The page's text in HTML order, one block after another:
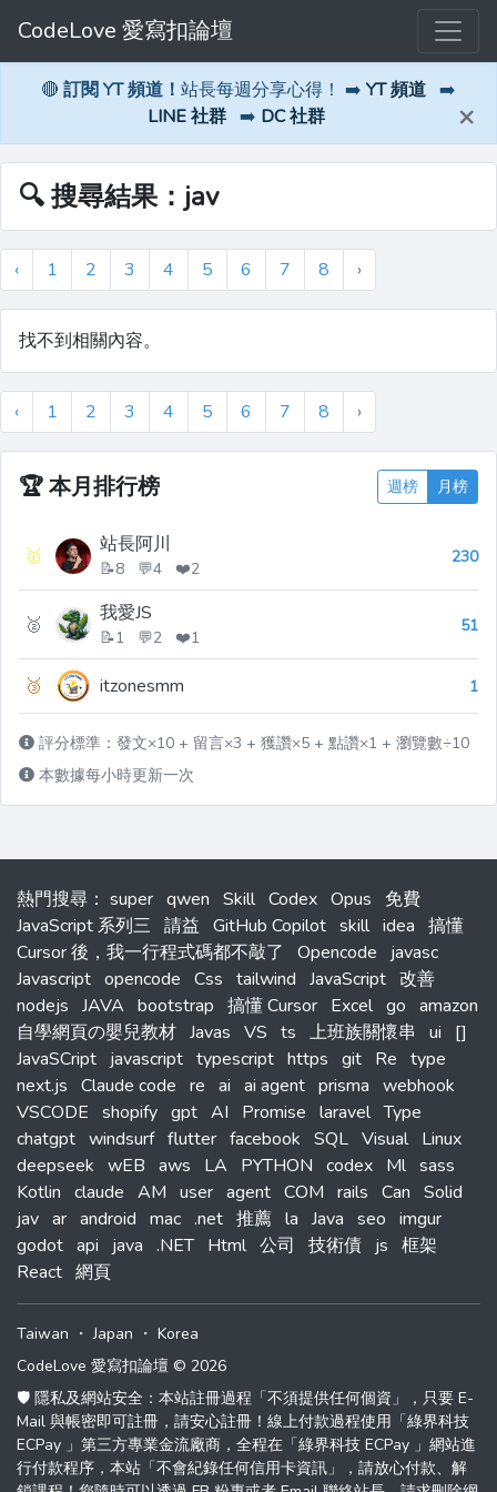
CodeLove 愛寫扣論壇
🔴 訂閱 YT 頻道！ 站長每週分享心得！ ➡️ YT 頻道 ➡️
LINE 社群 ➡️ DC 社群 ×
🔍 搜尋結果：jav
‹ 1 2 3 4 5 6 7 8 ›
找不到相關內容。
‹ 1 2 3 4 5 6 7 8 ›
🏆本月排行榜 週榜 月榜
🥇 站長阿川
📝8 💬4 ❤️2
230
🥈 我愛JS
📝1 💬2 ❤️1
51
🥉 itzonesmm 1
評分標準：發文×10 + 留言×3 + 獲讚×5 + 點讚×1 + 瀏覽數÷10
本數據每小時更新一次
熱門搜尋 ： super qwen Skill Codex Opus
免費
JavaScript 系列三 請益 GitHub Copilot skill idea 搞懂
Cursor 後，我一行程式碼都不敲了
Opencode
javasc
Javascript opencode Css tailwind JavaScript 改善
nodejs JAVA bootstrap 搞懂 Cursor Excel go amazon
自學網頁の嬰兒教材 Javas VS ts 上班族關懷串 ui
[]
JavaSCript javascript typescript https git Re type
next.js Claude code re ai ai agent prisma webhook
VSCODE shopify gpt AI Promise laravel Type
chatgpt windsurf flutter facebook SQL Visual Linux
deepseek wEB aws LA PYTHON codex Ml sass
Kotlin claude AM user agent COM rails Can Solid
jav ar android mac .net 推薦 la Java seo imgur
godot api java .NET Html 公司 技術債 js 框架
React 網頁
Taiwan ・Japan ・ Korea
CodeLove 愛寫扣論壇 © 2026
🛡️ 隱私及網站安全：本站註冊過程「不須提供任何個資」，只要 E-
Mail 與帳密即可註冊，請安心註冊！線上付款過程使用「綠界科技
ECPay 」第三方專業金流廠商，全程在「綠界科技 ECPay 」網站進
行付款程序，本站「不會紀錄任何信用卡資訊」，請放心付款、解